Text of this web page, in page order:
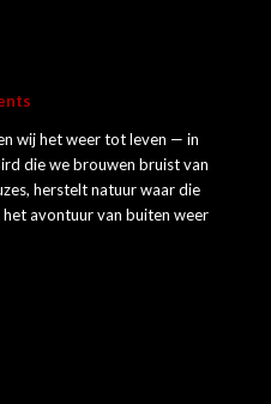
wij het weer tot leven — in
die we brouwen bruist van
herstelt natuur waar die
avontuur van buiten weer